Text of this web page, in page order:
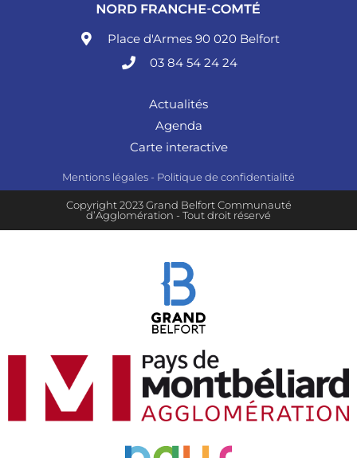
Place d'Armes 90 020 Belfort
03 84 54 24 24
Actualités
Agenda
Carte interactive
Mentions légales - Politique de confidentialité
Copyright 2023 Grand Belfort Communauté
d’Agglomération - Tout droit réservé